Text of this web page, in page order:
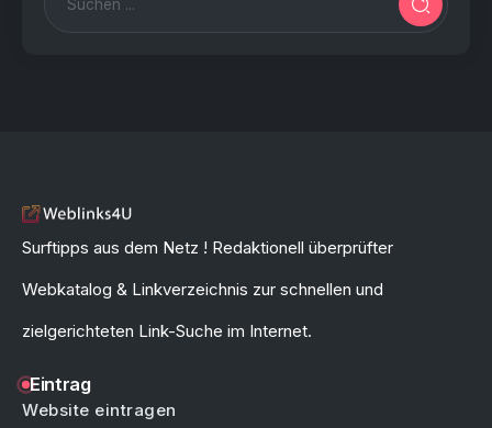
Surftipps aus dem Netz ! Redaktionell überprüfter
Webkatalog & Linkverzeichnis zur schnellen und
zielgerichteten Link-Suche im Internet.
Eintrag
Website eintragen